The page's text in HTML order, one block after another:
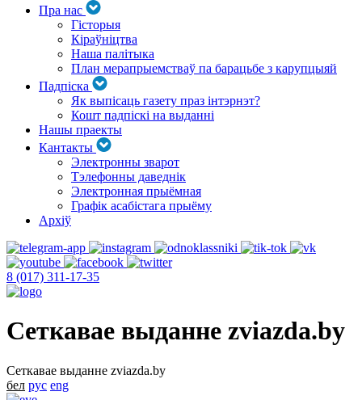
Пра нас
Гісторыя
Кіраўніцтва
Наша палітыка
План мерапрыемстваў па барацьбе з карупцыяй
Падпіска
Як выпісаць газету праз інтэрнэт?
Кошт падпіскі на выданні
Нашы праекты
Кантакты
Электронны зварот
Тэлефонны даведнік
Электронная прыёмная
Графік асабістага прыёму
Архіў
8 (017) 311-17-35
Сеткавае выданне zviazda.by
Сеткавае выданне zviazda.by
бел рус eng